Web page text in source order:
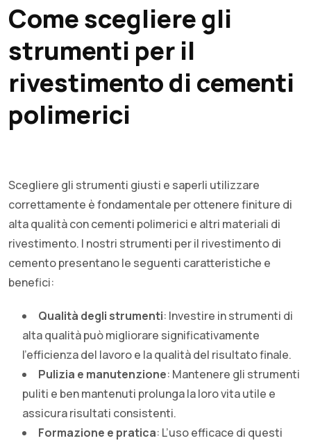
Come scegliere gli
strumenti per il
rivestimento di cementi
polimerici
Scegliere gli strumenti giusti e saperli utilizzare
correttamente è fondamentale per ottenere finiture di
alta qualità con cementi polimerici e altri materiali di
rivestimento. I nostri strumenti per il rivestimento di
cemento presentano le seguenti caratteristiche e
benefici:
Qualità degli strumenti: Investire in strumenti di
alta qualità può migliorare significativamente
l’efficienza del lavoro e la qualità del risultato finale.
Pulizia e manutenzione: Mantenere gli strumenti
puliti e ben mantenuti prolunga la loro vita utile e
assicura risultati consistenti.
Formazione e pratica: L’uso efficace di questi